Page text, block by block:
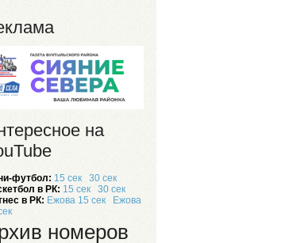
на
футбол: 15 сек
30 сек
в РК: 15 сек
30 сек
в РК: Ежова 15 сек
Ежова
номеров